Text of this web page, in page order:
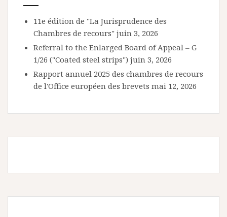
11e édition de "La Jurisprudence des
Chambres de recours" juin 3, 2026
Referral to the Enlarged Board of Appeal – G
1/26 ("Coated steel strips") juin 3, 2026
Rapport annuel 2025 des chambres de recours
de l'Office européen des brevets mai 12, 2026